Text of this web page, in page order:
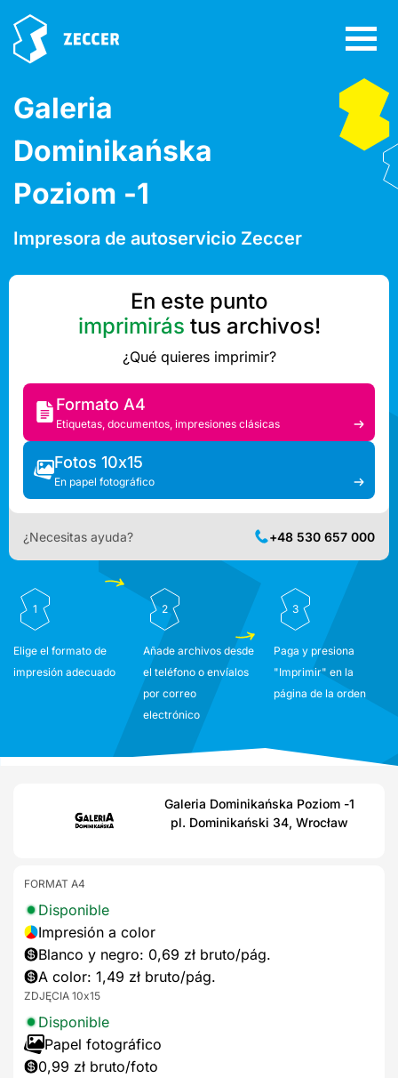
Galeria
Dominikańska
Poziom -1
Impresora de autoservicio Zeccer
En este punto
imprimirás tus archivos!
¿Qué quieres imprimir?
Formato A4
Etiquetas, documentos, impresiones clásicas
Fotos 10x15
En papel fotográfico
¿Necesitas ayuda? +48 530 657 000
1
Elige el formato de
impresión adecuado
2
Añade archivos desde
el teléfono o envíalos
por correo
electrónico
3
Paga y presiona
"Imprimir" en la
página de la orden
Galeria Dominikańska Poziom -1
pl. Dominikański 34, Wrocław
FORMAT A4
Disponible
Impresión a color
Blanco y negro: 0,69 zł bruto/pág.
A color: 1,49 zł bruto/pág.
ZDJĘCIA 10x15
Disponible
Papel fotográfico
0,99 zł bruto/foto